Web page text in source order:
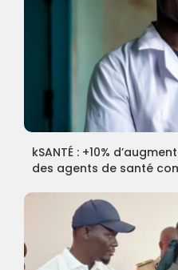
kSANTÉ : +10%
des agents de santé